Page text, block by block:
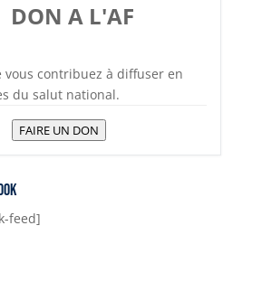
DON A L'AF
vous contribuez à diffuser en
du salut national.
FAIRE UN DON
feed]